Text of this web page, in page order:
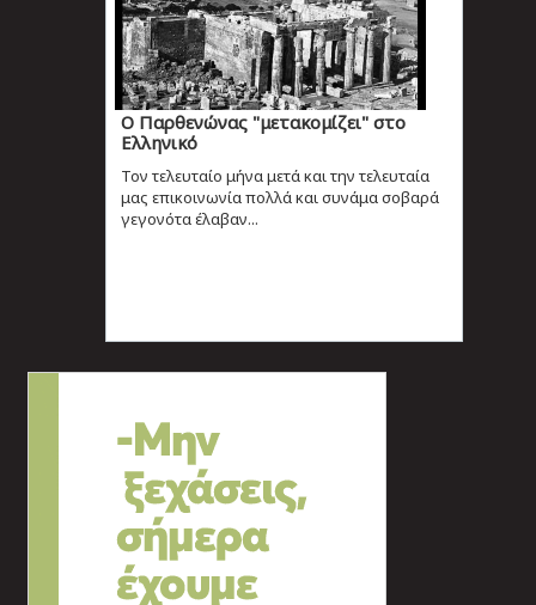
Ο Παρθενώνας "μετακομίζει" στο
Ελληνικό
Τον τελευταίο μήνα μετά και την τελευταία
μας επικοινωνία πολλά και συνάμα σοβαρά
γεγονότα έλαβαν...